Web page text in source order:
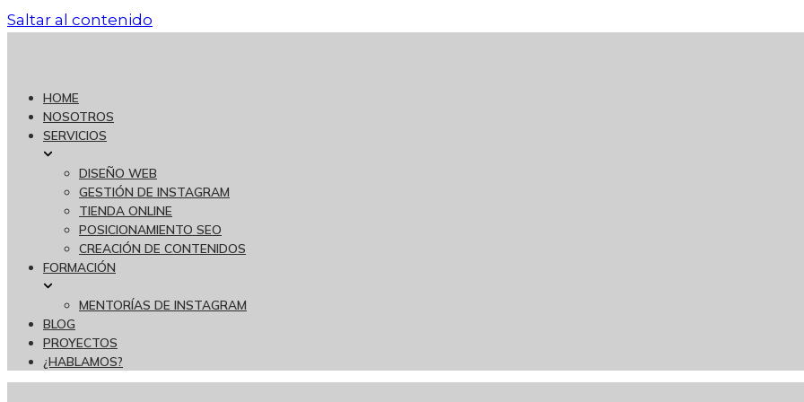
Saltar al contenido
HOME
NOSOTROS
SERVICIOS
DISEÑO WEB
GESTIÓN DE INSTAGRAM
TIENDA ONLINE
POSICIONAMIENTO SEO
CREACIÓN DE CONTENIDOS
FORMACIÓN
MENTORÍAS DE INSTAGRAM
BLOG
PROYECTOS
¿HABLAMOS?